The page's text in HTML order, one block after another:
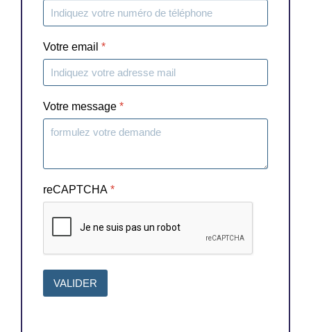
Votre email *
Votre message *
reCAPTCHA *
VALIDER